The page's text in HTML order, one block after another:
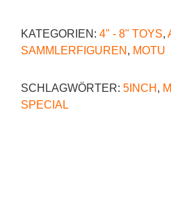
KATEGORIEN: 4" - 8" TOYS,
SAMMLERFIGUREN , MOTU
SCHLAGWÖRTER: 5INCH ,
SPECIAL